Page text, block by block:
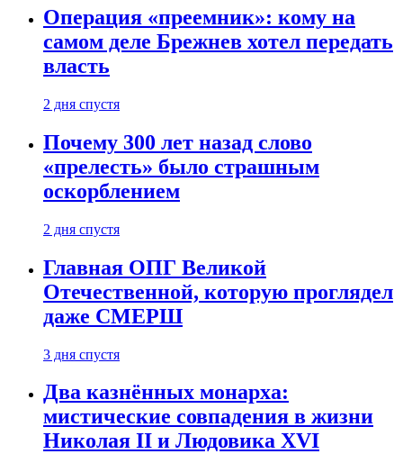
Операция «преемник»: кому на
самом деле Брежнев хотел передать
власть
2 дня спустя
Почему 300 лет назад слово
«прелесть» было страшным
оскорблением
2 дня спустя
Главная ОПГ Великой
Отечественной, которую проглядел
даже СМЕРШ
3 дня спустя
Два казнённых монарха:
мистические совпадения в жизни
Николая II и Людовика XVI